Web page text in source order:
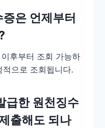
은 언제부터
후부터 조회 가능하
으로 조회됩니다.
급한 원천징수
출해도 되나